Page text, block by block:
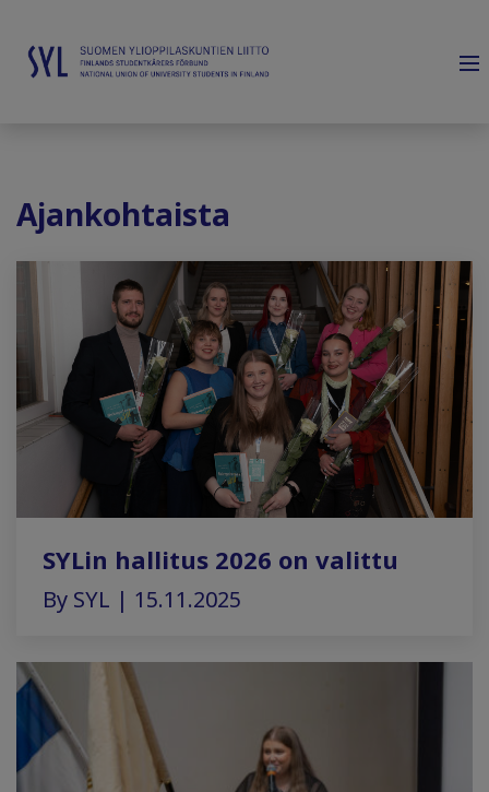
Ajankohtaista
SYLin hallitus 2026 on valittu
By SYL | 15.11.2025